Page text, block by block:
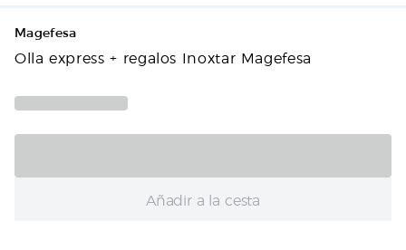
Magefesa
Olla express + regalos Inoxtar Magefesa
Añadir a la cesta